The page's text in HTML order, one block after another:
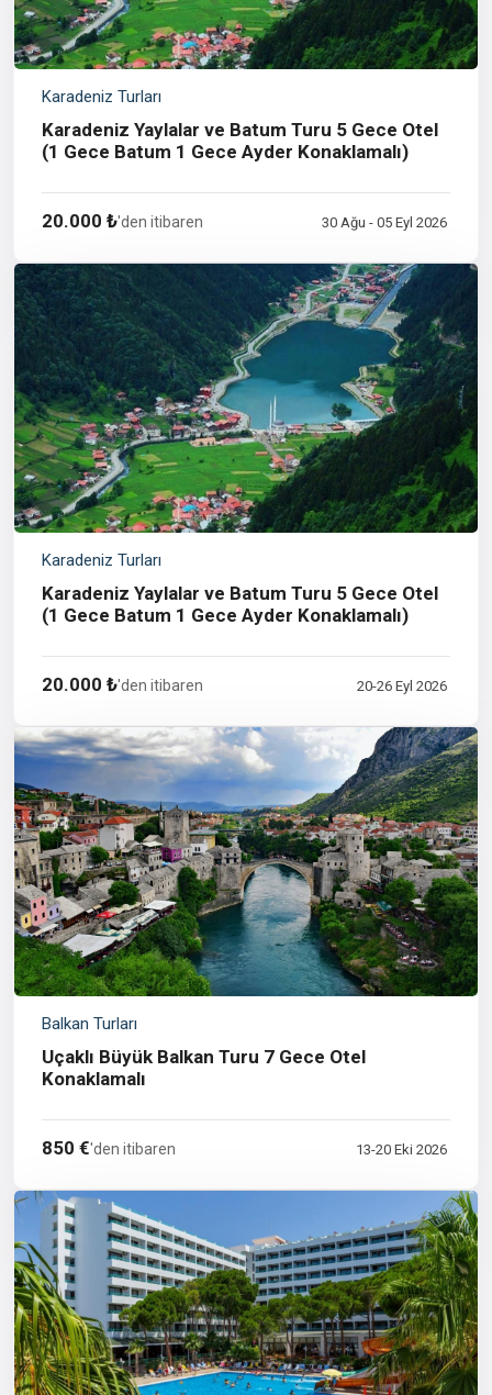
Karadeniz Turları
Karadeniz Yaylalar ve Batum Turu 5 Gece Otel
(1 Gece Batum 1 Gece Ayder Konaklamalı)
20.000 ₺'den itibaren 30 Ağu - 05 Eyl 2026
Karadeniz Turları
Karadeniz Yaylalar ve Batum Turu 5 Gece Otel
(1 Gece Batum 1 Gece Ayder Konaklamalı)
20.000 ₺'den itibaren 20-26 Eyl 2026
Balkan Turları
Uçaklı Büyük Balkan Turu 7 Gece Otel
Konaklamalı
850 €'den itibaren 13-20 Eki 2026